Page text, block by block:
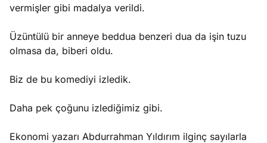
vermişler gibi madalya verildi.
Üzüntülü bir anneye beddua benzeri dua da işin tuzu
olmasa da, biberi oldu.
Biz de bu komediyi izledik.
Daha pek çoğunu izlediğimiz gibi.
Ekonomi yazarı Abdurrahman Yıldırım ilginç sayılarla